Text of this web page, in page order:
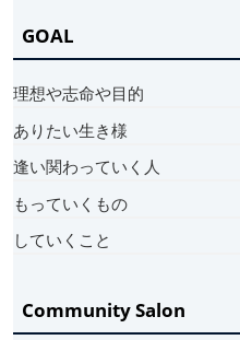
GOAL
理想や志命や目的
ありたい生き様
逢い関わっていく人
もっていくもの
していくこと
Community Salon